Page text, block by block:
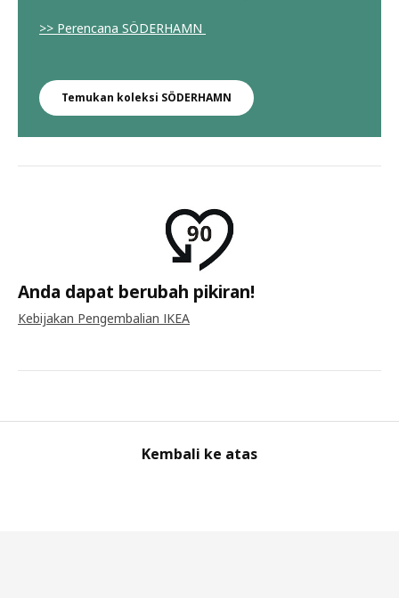
>> Perencana SÖDERHAMN
Temukan koleksi SÖDERHAMN
Anda dapat berubah pikiran!
Kebijakan Pengembalian IKEA
Kembali ke atas